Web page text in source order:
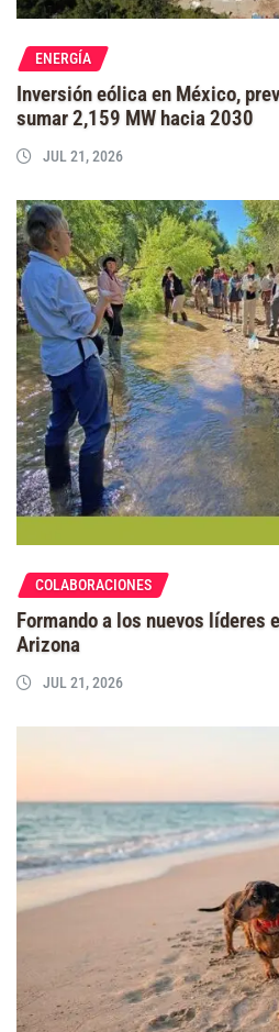
ENERGÍA
Inversión eólica en México,
sumar 2,159 MW hacia 2030
JUL 21, 2026
COLABORACIONES
Formando a los nuevos líderes
Arizona
JUL 21, 2026